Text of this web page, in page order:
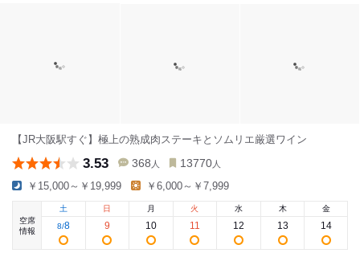
【JR大阪駅すぐ】極上の熟成肉ステーキとソムリエ厳選ワイン
3.53 368 人 13770 人
￥15,000～￥19,999 ￥6,000～￥7,999
空席
情報
土
8/8
日
9
月
10
火
11
水
12
木
13
金
14